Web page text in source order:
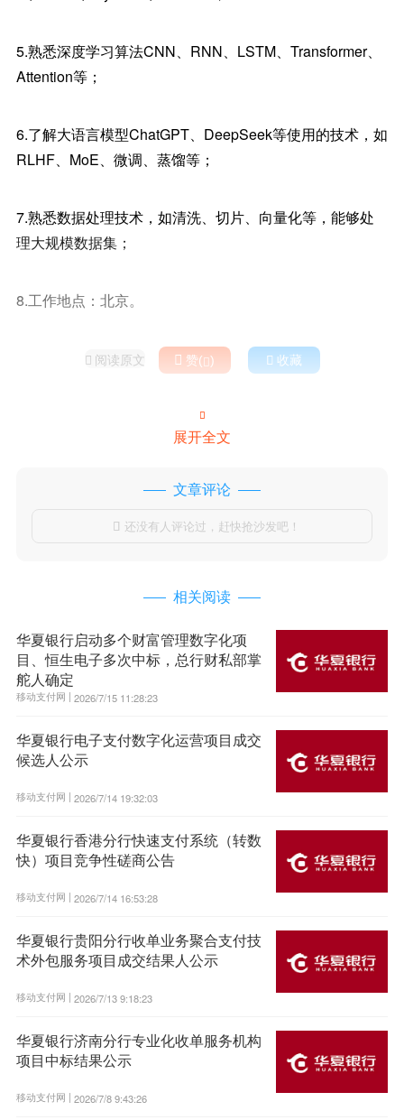
5.熟悉深度学习算法CNN、RNN、LSTM、Transformer、
Attention等；
6.了解大语言模型ChatGPT、DeepSeek等使用的技术，如
RLHF、MoE、微调、蒸馏等；
7.熟悉数据处理技术，如清洗、切片、向量化等，能够处
理大规模数据集；
8.工作地点：北京。
 阅读原文  赞()  收藏

展开全文
文章评论
 还没有人评论过，赶快抢沙发吧！
相关阅读
华夏银行启动多个财富管理数字化项
目、恒生电子多次中标，总行财私部掌
舵人确定
移动支付网 | 2026/7/15 11:28:23
华夏银行电子支付数字化运营项目成交
候选人公示
移动支付网 | 2026/7/14 19:32:03
华夏银行香港分行快速支付系统（转数
快）项目竞争性磋商公告
移动支付网 | 2026/7/14 16:53:28
华夏银行贵阳分行收单业务聚合支付技
术外包服务项目成交结果人公示
移动支付网 | 2026/7/13 9:18:23
华夏银行济南分行专业化收单服务机构
项目中标结果公示
移动支付网 | 2026/7/8 9:43:26